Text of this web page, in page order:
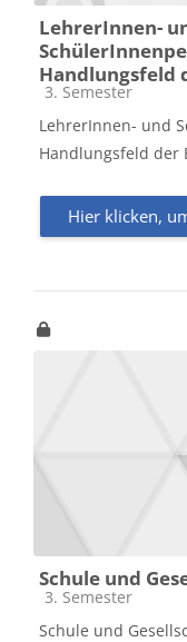
LehrerInnen-
Handlungsfeld
Kursbereich
3. Semester
LehrerInnen- und
Handlungsfeld der
Hier klicken,
Schule und
Kursbereich
3. Semester
Schule und